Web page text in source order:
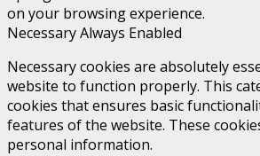
on your browsing experience.
NecessaryAlways Enabled
Necessary cookies are absolutely
website to function properly. This
cookies that ensures basic
features of the website. These
personal information.